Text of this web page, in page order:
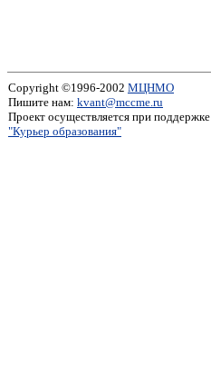
Copyright ©1996-2002 МЦНМО
Пишите нам: kvant@mccme.ru
Проект осуществляется при поддержке
"Курьер образования"